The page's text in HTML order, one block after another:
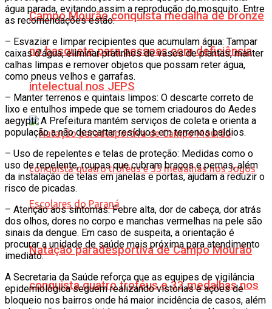
Campo Mourão conquista medalha de bronze
no basquete para pessoas com deficiência
intelectual nos JEPS
Natação paradesportiva de Campo Mourão
conquista quatro troféus e 33 medalhas nos
água parada, evitando assim a reprodução do mosquito. Entre
as recomendações estão:
– Esvaziar e limpar recipientes que acumulam água: Tampar
caixas d’água, eliminar pratinhos de vasos de plantas, manter
calhas limpas e remover objetos que possam reter água,
como pneus velhos e garrafas.
– Manter terrenos e quintais limpos: O descarte correto de
lixo e entulhos impede que se tornem criadouros do Aedes
aegypti. A Prefeitura mantém serviços de coleta e orienta a
população a não descartar resíduos em terrenos baldios.
– Uso de repelentes e telas de proteção: Medidas como o
uso de repelente, roupas que cubram braços e pernas, além
da instalação de telas em janelas e portas, ajudam a reduzir o
risco de picadas.
– Atenção aos sintomas: Febre alta, dor de cabeça, dor atrás
dos olhos, dores no corpo e manchas vermelhas na pele são
sinais da dengue. Em caso de suspeita, a orientação é
procurar a unidade de saúde mais próxima para atendimento
imediato.
A Secretaria da Saúde reforça que as equipes de vigilância
epidemiológica seguem realizando vistorias e ações de
bloqueio nos bairros onde há maior incidência de casos, além